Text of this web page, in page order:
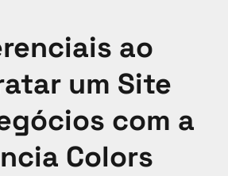
ao
um Site
com a
Colors